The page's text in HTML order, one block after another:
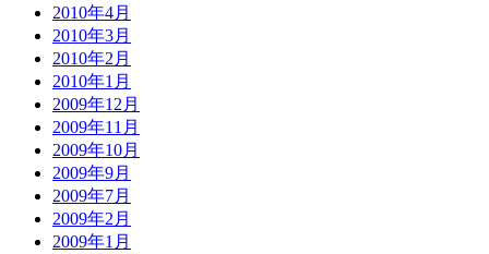
2010年4月
2010年3月
2010年2月
2010年1月
2009年12月
2009年11月
2009年10月
2009年9月
2009年7月
2009年2月
2009年1月